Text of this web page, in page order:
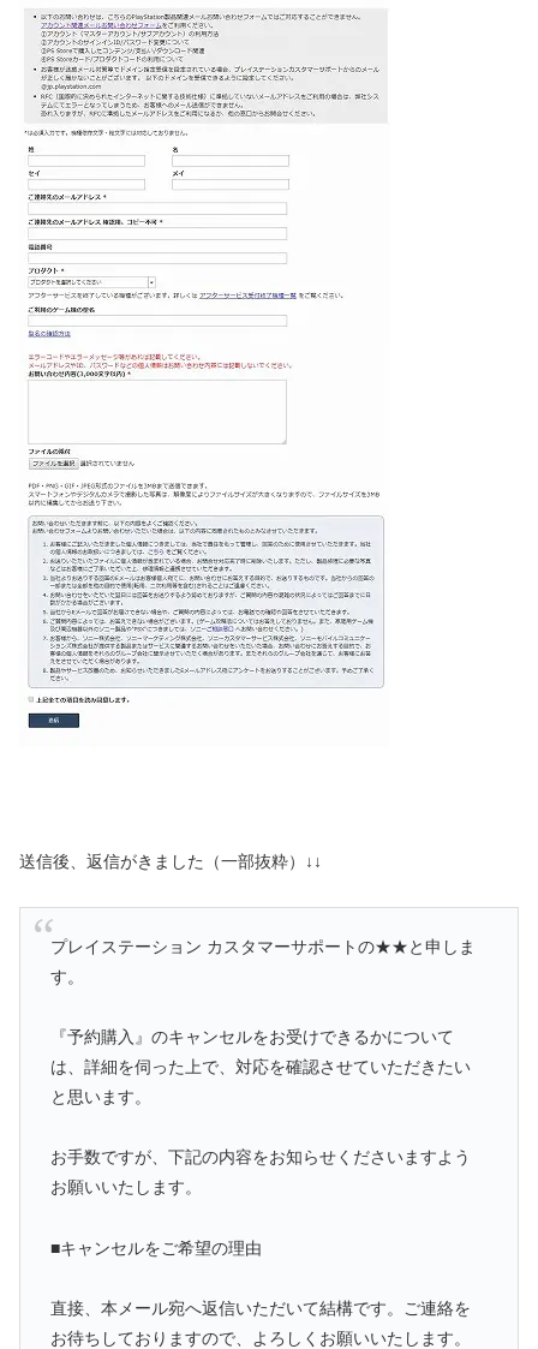
送信後、返信がきました（一部抜粋）↓↓
プレイステーション カスタマーサポートの★★と申しま
す。
『予約購入』のキャンセルをお受けできるかについて
は、詳細を伺った上で、対応を確認させていただきたい
と思います。
お手数ですが、下記の内容をお知らせくださいますよう
お願いいたします。
■キャンセルをご希望の理由
直接、本メール宛へ返信いただいて結構です。ご連絡を
お待ちしておりますので、よろしくお願いいたします。